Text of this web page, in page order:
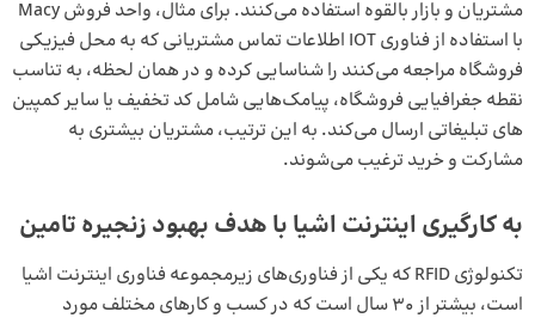
مشتریان و بازار بالقوه استفاده می‌کنند. برای مثال، واحد فروش Macy
با استفاده از فناوری IOT اطلاعات تماس مشتریانی که به محل فیزیکی
فروشگاه مراجعه می‌کنند را شناسایی کرده و در همان لحظه، به تناسب
نقطه جغرافیایی فروشگاه، پیامک‌هایی شامل کد تخفیف یا سایر کمپین
های تبلیغاتی ارسال می‌کند. به این ترتیب، مشتریان بیشتری به
مشارکت و خرید ترغیب می‌شوند.
به کارگیری اینترنت اشیا با هدف بهبود زنجیره تامین
تکنولوژی RFID
که یکی از فناوری‌های زیرمجموعه فناوری اینترنت اشیا
است، بیشتر از 30 سال است که در کسب و کارهای مختلف مورد